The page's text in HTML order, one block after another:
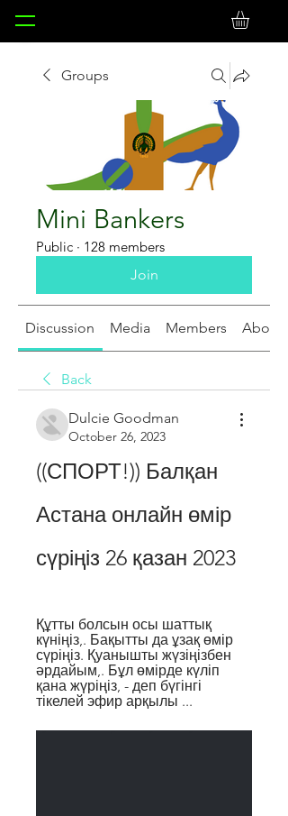
Groups
Mini Bankers
Public · 128 members
Join
Discussion Media Members About
Back
Dulcie Goodman
October 26, 2023
((СПОРТ!)) Балқан
Астана онлайн өмір
сүріңіз 26 қазан 2023
Құтты болсын осы шаттық
күніңіз,. Бақытты да ұзақ өмір
сүріңіз. Қуанышты жүзіңізбен
әрдайым,. Бұл өмірде күліп
қана жүріңіз, - деп бүгінгі
тікелей эфир арқылы ...